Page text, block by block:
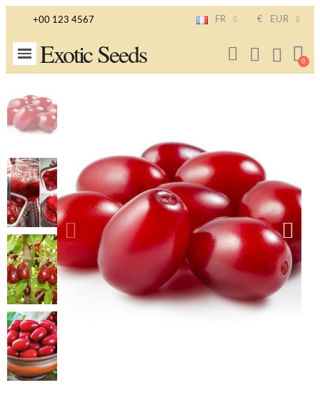
+00 123 4567 FR € EUR
Exotic Seeds